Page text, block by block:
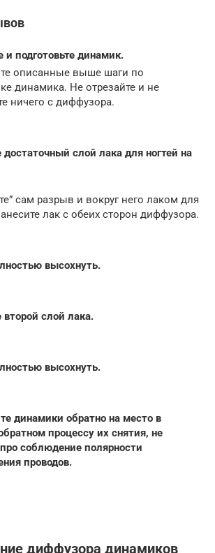
и подготовьте динамик.
описанные выше шаги по
динамика. Не отрезайте и не
ничего с диффузора.
достаточный слой лака для ногтей на
сам разрыв и вокруг него лаком для
лак с обеих сторон диффузора.
высохнуть.
второй слой лака.
высохнуть.
динамики обратно на место в
процессу их снятия, не
соблюдение полярности
проводов.
диффузора динамиков